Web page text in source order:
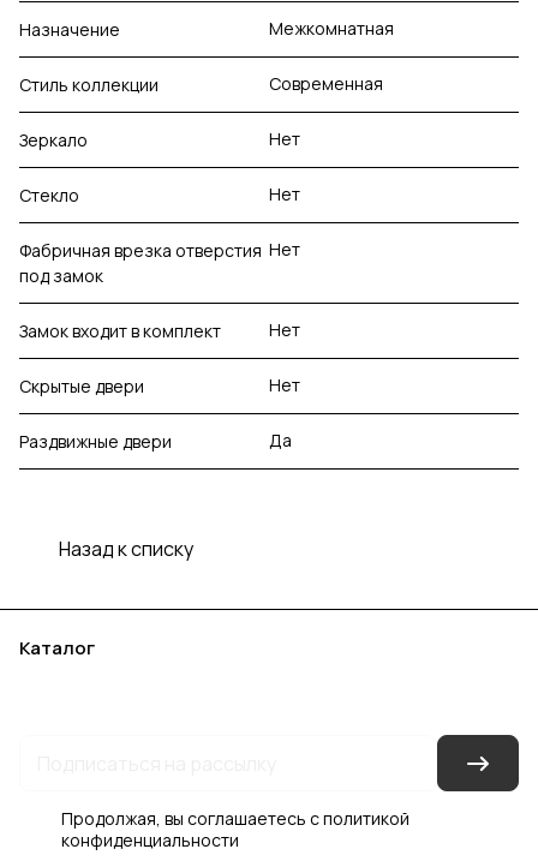
Назначение Межкомнатная
Стиль коллекции Современная
Зеркало Нет
Стекло Нет
Фабричная врезка отверстия
под замок
Нет
Замок входит в комплект Нет
Скрытые двери Нет
Раздвижные двери Да
Назад к списку
Каталог
Продолжая, вы соглашаетесь сполитикой
конфиденциальности